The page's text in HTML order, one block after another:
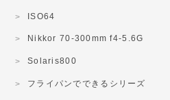
ISO64
Nikkor 70-300mm f4-5.6G
Solaris800
フライパンでできるシリーズ